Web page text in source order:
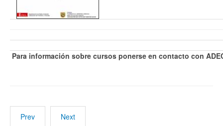
Para información sobre cursos ponerse en contacto con
Prev Next